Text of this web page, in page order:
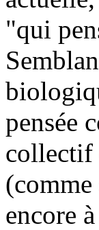
"qui
pensée
collectif
encore